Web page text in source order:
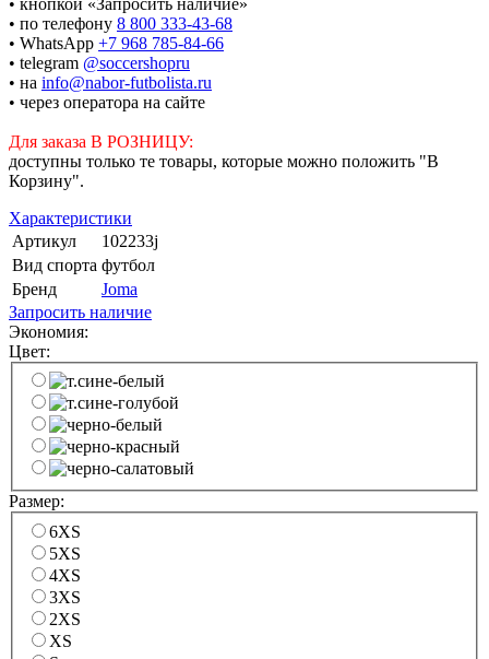
• по телефону 8 800 333-43-68
• WhatsApp +7 968 785-84-66
• telegram @soccershopru
• на info@nabor-futbolista.ru
• через оператора на сайте
Для заказа В РОЗНИЦУ:
доступны только те товары, которые можно положить "В
Корзину".
Характеристики
Артикул
102233j
Вид спорта футбол
Бренд
Joma
Запросить наличие
Экономия:
Цвет:
Размер:
6XS
5XS
4XS
3XS
2XS
XS